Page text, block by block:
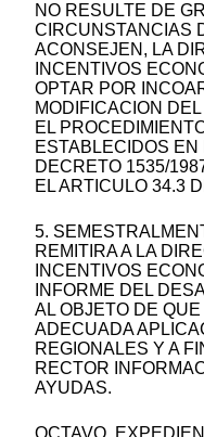
NO RESULTE DE
CIRCUNSTANCIAS
ACONSEJEN, LA
INCENTIVOS
OPTAR POR
MODIFICACION
EL
ESTABLECIDOS
DECRETO 1535/
EL ARTICULO 34.3
5.
REMITIRA A LA
INCENTIVOS
INFORME DEL
AL OBJETO DE
ADECUADA
REGIONALES Y A
RECTOR
AYUDAS.